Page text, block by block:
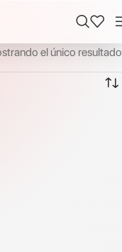
el único resultado